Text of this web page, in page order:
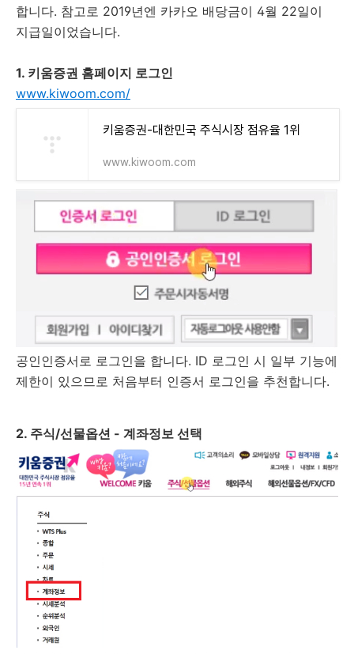
합니다. 참고로 2019년엔 카카오 배당금이 4월 22일이
지급일이었습니다.
1. 키움증권 홈페이지 로그인
www.kiwoom.com/
키움증권-대한민국 주식시장 점유율 1위
www.kiwoom.com
공인인증서로 로그인을 합니다. ID 로그인 시 일부 기능에
제한이 있으므로 처음부터 인증서 로그인을 추천합니다.
2. 주식/선물옵션 - 계좌정보 선택